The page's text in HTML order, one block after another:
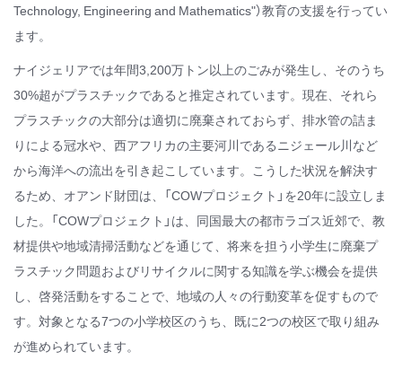
Technology, Engineering and Mathematics"）教育の支援を行ってい
ます。
ナイジェリアでは年間3,200万トン以上のごみが発生し、そのうち
30%超がプラスチックであると推定されています。現在、それら
プラスチックの大部分は適切に廃棄されておらず、排水管の詰ま
りによる冠水や、西アフリカの主要河川であるニジェール川など
から海洋への流出を引き起こしています。こうした状況を解決す
るため、オアンド財団は、「COWプロジェクト」を20年に設立しま
した。「COWプロジェクト」は、同国最大の都市ラゴス近郊で、教
材提供や地域清掃活動などを通じて、将来を担う小学生に廃棄プ
ラスチック問題およびリサイクルに関する知識を学ぶ機会を提供
し、啓発活動をすることで、地域の人々の行動変革を促すもので
す。対象となる7つの小学校区のうち、既に2つの校区で取り組み
が進められています。